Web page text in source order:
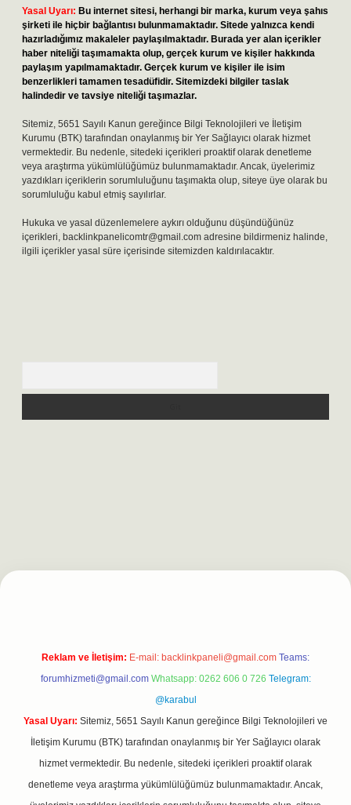
Yasal Uyarı: Bu internet sitesi, herhangi bir marka, kurum veya şahıs
şirketi ile hiçbir bağlantısı bulunmamaktadır. Sitede yalnızca kendi
hazırladığımız makaleler paylaşılmaktadır. Burada yer alan içerikler
haber niteliği taşımamakta olup, gerçek kurum ve kişiler hakkında
paylaşım yapılmamaktadır. Gerçek kurum ve kişiler ile isim
benzerlikleri tamamen tesadüfidir. Sitemizdeki bilgiler taslak
halindedir ve tavsiye niteliği taşımazlar.
Sitemiz, 5651 Sayılı Kanun gereğince Bilgi Teknolojileri ve İletişim
Kurumu (BTK) tarafından onaylanmış bir Yer Sağlayıcı olarak hizmet
vermektedir. Bu nedenle, sitedeki içerikleri proaktif olarak denetleme
veya araştırma yükümlülüğümüz bulunmamaktadır. Ancak, üyelerimiz
yazdıkları içeriklerin sorumluluğunu taşımakta olup, siteye üye olarak bu
sorumluluğu kabul etmiş sayılırlar.
Hukuka ve yasal düzenlemelere aykırı olduğunu düşündüğünüz
içerikleri, backlinkpanelicomtr@gmail.com adresine bildirmeniz halinde,
ilgili içerikler yasal süre içerisinde sitemizden kaldırılacaktır.
betexpergir.net
Reklam ve İletişim: E-mail: backlinkpaneli@gmail.com Teams:
forumhizmeti@gmail.com Whatsapp: 0262 606 0 726 Telegram:
@karabul
Yasal Uyarı: Sitemiz, 5651 Sayılı Kanun gereğince Bilgi Teknolojileri ve
İletişim Kurumu (BTK) tarafından onaylanmış bir Yer Sağlayıcı olarak
hizmet vermektedir. Bu nedenle, sitedeki içerikleri proaktif olarak
denetleme veya araştırma yükümlülüğümüz bulunmamaktadır. Ancak,